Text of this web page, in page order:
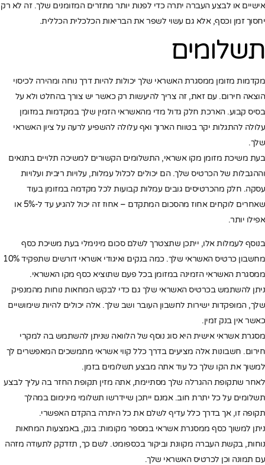
אישיים או לבצע העברה יתרה כדי לפנות יותר מתזרים המזומנים שלך. זה לא רק
יחסוך זמן וכסף, אלא גם עשוי לשפר את הבריאות הכלכלית הכללית.
תשלומים
מקדמות מזומן ממסגרת האשראי שלך יכולות להיות דרך נוחה ומהירה לכיסוי
הוצאה חירום. עם זאת, זה צריך להיעשות רק כאשר יש צורך בהחלט ולא על
בסיס קבוע. הארכת חלק גדול מדי מהאשראי הזמין שלך במקדמות במזומן
עלולה להתגלות יקר בטווח הארוך ואף עלולה להשפיע לרעה על ציון האשראי
שלך.
בעת משיכת מזומן מקו אשראי, התשלומים הקשורים למשיכה תלויים בתנאים
וההגבלות של הכרטיס שלך. הם יכולים לכלול עמלות, עלויות ריבית ועלויות
עסקה. חלק מהכרטיסים גובים עמלות קבועות לכל מקדמה במזומן בעוד
שאחרים לוקחים אחוז מהסכום המתקדם – אחוז זה יכול להגיע עד ל-5% או
אפילו יותר.
בנוסף לעמלות אלו, ייתכן שתצטרך לשלם סכום מינימלי בעת משיכת כסף
מחשבון כרטיס האשראי שלך. כמה בנקים ואיגודי אשראי דורשים שתפקיד 10%
ממסגרת האשראי הזמינה במזומן בכל פעם שתוציא כסף מקו האשראי.
ניתן להשתמש בכרטיס האשראי שלך גם כדי לבקש המחאות נוחות מהמנפיק
שלך, המופקדות ישירות לחשבון העובר ושב שלך. אלה יכולים להיות שימושיים
כאשר אין בנק זמין.
מסגרת אשראי אישית היא סוג נוסף של הלוואה שניתן להשתמש בה למקרי
חירום. חשבונות אלה מציעים בדרך כלל קווי אשראי מתמשכים המאפשרים לך
למשוך את הקו שלך כל עוד אתה מבצע תשלומים בזמן.
לאחר שתקופת ההגרלה שלך מסתיימת, אתה מזין תקופת החזר בה עליך לבצע
תשלומים על כל יתרת חוב. אמנם ייתכן שיידרשו תשלומי מינימום במהלך
תקופה זו, אך בדרך כלל עדיף לשלם את כל היתרה בהקדם האפשרי.
ניתן למשוך כסף ממסגרת אשראי במספר מקומות: בנק, באמצעות המחאות
נוחות, בקשת העברה מקוונת וביקור בכספומט. לשם כך, תזדקק לתעודה מזהה
עם תמונה וכן לכרטיס האשראי שלך.